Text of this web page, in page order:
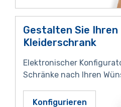
Gestalten Sie Ihren
Kleiderschrank
Elektronischer
Schränke nach Ihren
Konfigurieren